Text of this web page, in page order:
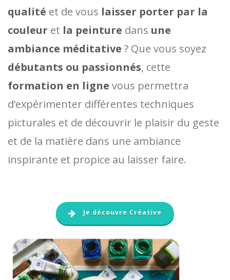
qualité et de vous laisser porter par la
couleur et la peinture dans une
ambiance méditative ? Que vous soyez
débutants ou passionnés, cette
formation en ligne vous permettra
d’expérimenter différentes techniques
picturales et de découvrir le plaisir du geste
et de la matière dans une ambiance
inspirante et propice au laisser faire.
Je découvre Créative